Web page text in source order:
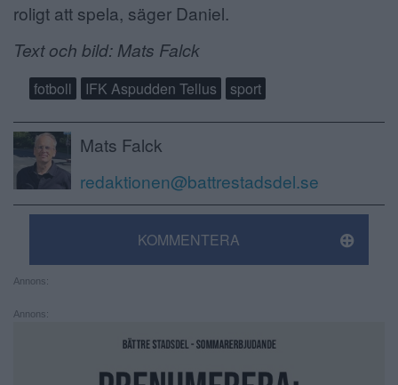
roligt att spela, säger Daniel.
Text och bild: Mats Falck
fotboll IFK Aspudden Tellus sport
Mats Falck
redaktionen@battrestadsdel.se
KOMMENTERA
Annons:
Annons: